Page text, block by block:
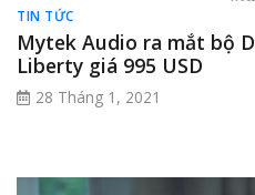
TIN TỨC
Mytek Audio ra mắt bộ
Liberty giá 995 USD
28 Tháng 1, 2021